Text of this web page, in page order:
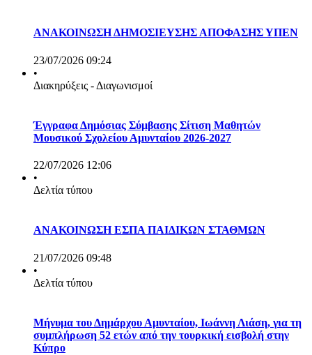
ΑΝΑΚΟΙΝΩΣΗ ΔΗΜΟΣΙΕΥΣΗΣ ΑΠΟΦΑΣΗΣ ΥΠΕΝ
23/07/2026 09:24
•
Διακηρύξεις - Διαγωνισμοί
Έγγραφα Δημόσιας Σύμβασης Σίτιση Μαθητών
Μουσικού Σχολείου Αμυνταίου 2026-2027
22/07/2026 12:06
•
Δελτία τύπου
ΑΝΑΚΟΙΝΩΣΗ ΕΣΠΑ ΠΑΙΔΙΚΩΝ ΣΤΑΘΜΩΝ
21/07/2026 09:48
•
Δελτία τύπου
Μήνυμα του Δημάρχου Αμυνταίου, Ιωάννη Λιάση, για τη
συμπλήρωση 52 ετών από την τουρκική εισβολή στην
Κύπρο